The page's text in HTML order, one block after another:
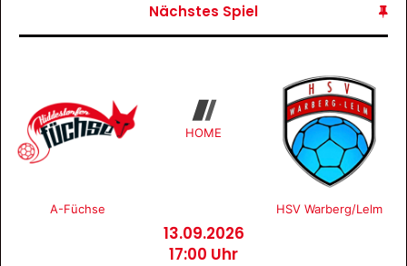
Nächstes Spiel
A-Füchse
HOME
HSV Warberg/Lelm
13.09.2026
17:00 Uhr